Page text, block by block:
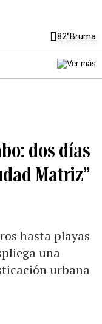
82°Bruma
dos días
Matriz”
hasta playas
una
urbana